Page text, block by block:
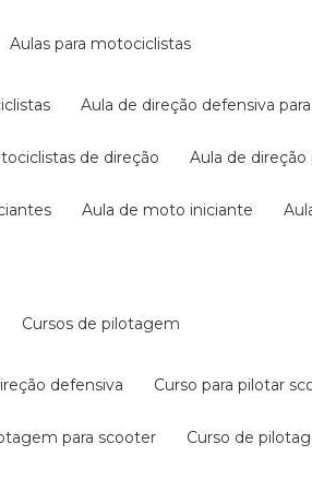
aulas para motociclistas
aula de direção defensiva
de direção aula de
aula de moto iniciante
cursos de pilotagem
defensiva curso para pilotar
para scooter curso de